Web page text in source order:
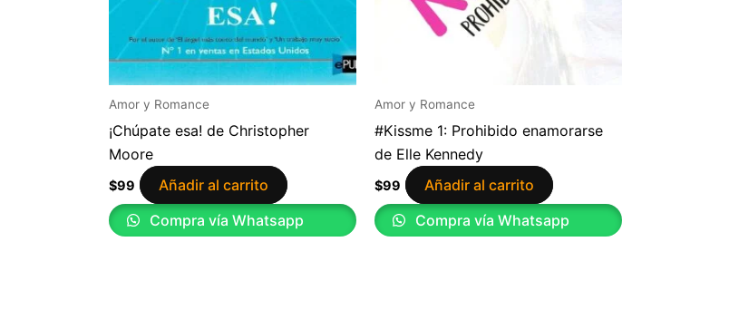
Amor y Romance
¡Chúpate esa! de Christopher
Moore
$99
Añadir al carrito
Compra vía Whatsapp
Amor y Romance
#Kissme 1: Prohibido enamorarse
de Elle Kennedy
$99
Añadir al carrito
Compra vía Whatsapp